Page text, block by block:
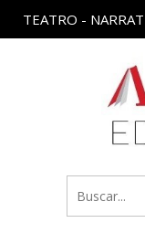
TEATRO -